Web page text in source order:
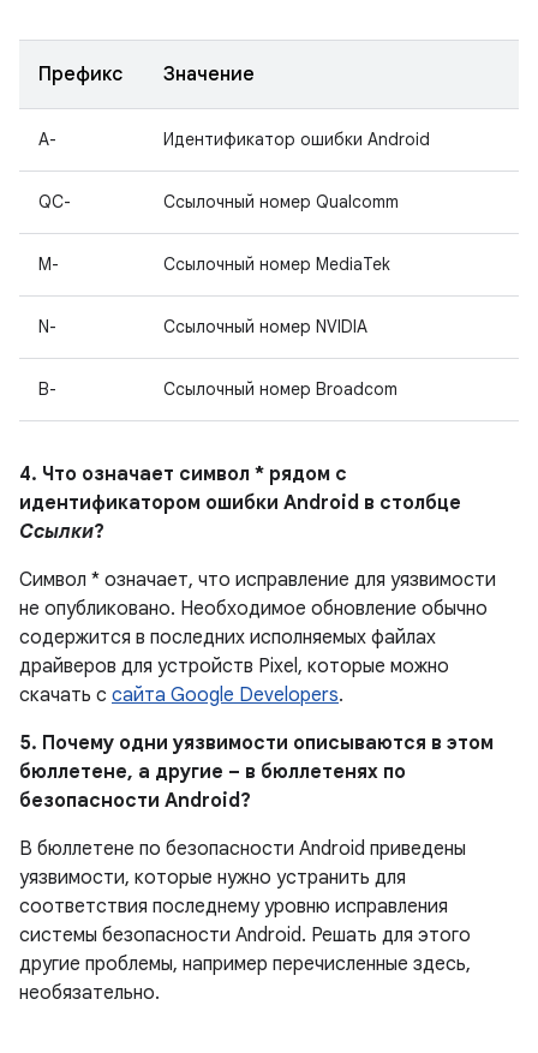
Префикс Значение
A- Идентификатор ошибки Android
QC- Ссылочный номер Qualcomm
M- Ссылочный номер MediaTek
N- Ссылочный номер NVIDIA
B- Ссылочный номер Broadcom
4. Что означает символ * рядом с
идентификатором ошибки Android в столбце
Ссылки?
Символ * означает, что исправление для уязвимости
не опубликовано. Необходимое обновление обычно
содержится в последних исполняемых файлах
драйверов для устройств Pixel, которые можно
скачать с сайта Google Developers.
5. Почему одни уязвимости описываются в этом
бюллетене, а другие – в бюллетенях по
безопасности Android?
В бюллетене по безопасности Android приведены
уязвимости, которые нужно устранить для
соответствия последнему уровню исправления
системы безопасности Android. Решать для этого
другие проблемы, например перечисленные здесь,
необязательно.